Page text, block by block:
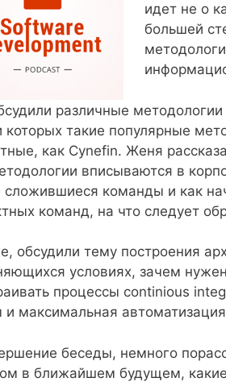
идет не о
большей
различные методологии
которых такие популярные
как Cynefin. Женя
вписываются в
сложившиеся команды и как
команд, на что следует
обсудили тему построения
условиях, зачем
процессы continious
и максимальная
беседы, немного
в ближайшем будущем,